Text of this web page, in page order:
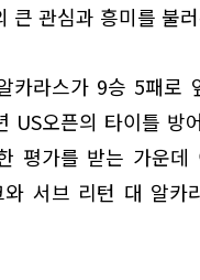
큰 관심과 흥미를 불
카라스가 9승 5패로
US오픈의 타이틀 방
평가를 받는 가운
와 서브 리턴 대 알카